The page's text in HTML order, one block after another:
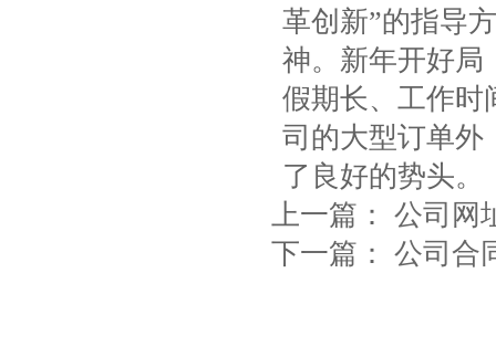
革创新”的指导
神。新年开好局
假期长、工作时
司的大型订单外
了良好的势头。
上一篇： 公司网
下一篇： 公司合